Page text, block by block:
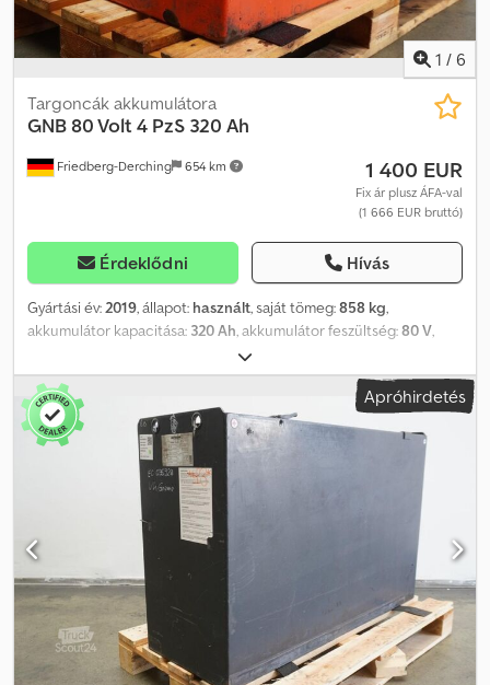
1 / 6
Friedberg-Derching 654 km
Targoncák akkumulátora
GNB80 Volt 4 PzS 320 Ah
1 400 EUR
Fix ár plusz ÁFA-val
(1 666 EUR bruttó)
Érdeklődni Hívás
Gyártási év:2019, állapot: használt, saját tömeg:858 kg,
akkumulátor kapacitása: 320 Ah, akkumulátor feszültség:80 V,
Akkumulátortípus: 80 Volt 4 PzS 320 Ah, Aquamatic az
akkumulátoron, DIN A akkumulátortálca, akkumulátor méretei:
1025 x 708 x 465 mm, járműcsatlakozó: MRC 160A, hatékonyság: 68
%, használt 80V GNB hajtóakkumulátor acéltálcában DIN A,
feltöltve és feltöltve, kábellel és MRC 160A csatlakozóval együtt.
Dsdpfxoztgrwo Al Njkr
Apróhirdetés